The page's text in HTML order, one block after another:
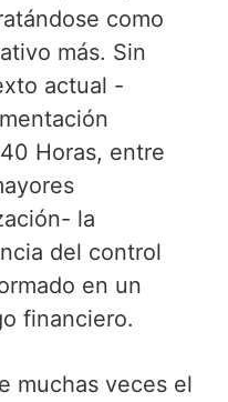
como
más. Sin
actual -
Horas, entre
la
del control
en un
financiero.
muchas veces el